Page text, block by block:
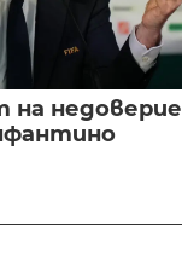
недоверие